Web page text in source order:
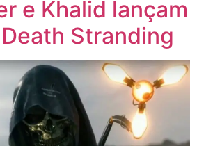
e Khalid lançam
Stranding